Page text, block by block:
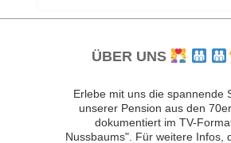
ÜBER UNS
Erlebe mit uns die spannende
unserer Pension aus den
dokumentiert im TV-
Nussbaums". Für weitere Infos,